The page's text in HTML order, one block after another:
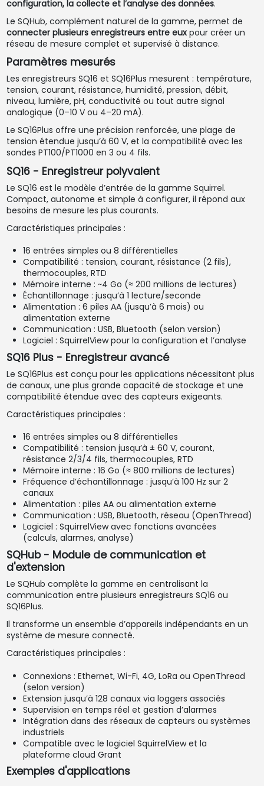
configuration, la collecte et l’analyse des données.
Le SQHub, complément naturel de la gamme, permet de
connecter plusieurs enregistreurs entre euxpour créer un
réseau de mesure complet et supervisé à distance.
Paramètres mesurés
Les enregistreurs SQ16 et SQ16Plus mesurent : température,
tension, courant, résistance, humidité, pression, débit,
niveau, lumière, pH, conductivité ou tout autre signal
analogique (0–10 V ou 4–20 mA).
Le SQ16Plus offre une précision renforcée, une plage de
tension étendue jusqu’à 60 V, et la compatibilité avec les
sondes PT100/PT1000 en 3 ou 4 fils.
SQ16 - Enregistreur polyvalent
Le SQ16 est le modèle d’entrée de la gamme Squirrel.
Compact, autonome et simple à configurer, il répond aux
besoins de mesure les plus courants.
Caractéristiques principales :
16 entrées simples ou 8 différentielles
Compatibilité : tension, courant, résistance (2 fils),
thermocouples, RTD
Mémoire interne : ~4 Go (≈ 200 millions de lectures)
Échantillonnage : jusqu’à 1 lecture/seconde
Alimentation : 6 piles AA (jusqu’à 6 mois) ou
alimentation externe
Communication : USB, Bluetooth (selon version)
Logiciel : SquirrelView pour la configuration et l’analyse
SQ16 Plus - Enregistreur avancé
Le SQ16Plus est conçu pour les applications nécessitant plus
de canaux, une plus grande capacité de stockage et une
compatibilité étendue avec des capteurs exigeants.
Caractéristiques principales :
16 entrées simples ou 8 différentielles
Compatibilité : tension jusqu’à ± 60 V, courant,
résistance 2/3/4 fils, thermocouples, RTD
Mémoire interne : 16 Go (≈ 800 millions de lectures)
Fréquence d’échantillonnage : jusqu’à 100 Hz sur 2
canaux
Alimentation : piles AA ou alimentation externe
Communication : USB, Bluetooth, réseau (OpenThread)
Logiciel : SquirrelView avec fonctions avancées
(calculs, alarmes, analyse)
SQHub - Module de communication et
d'extension
Le SQHub complète la gamme en centralisant la
communication entre plusieurs enregistreurs SQ16 ou
SQ16Plus.
Il transforme un ensemble d’appareils indépendants en un
système de mesure connecté.
Caractéristiques principales :
Connexions : Ethernet, Wi-Fi, 4G, LoRa ou OpenThread
(selon version)
Extension jusqu’à 128 canaux via loggers associés
Supervision en temps réel et gestion d’alarmes
Intégration dans des réseaux de capteurs ou systèmes
industriels
Compatible avec le logiciel SquirrelView et la
plateforme cloud Grant
Exemples d'applications